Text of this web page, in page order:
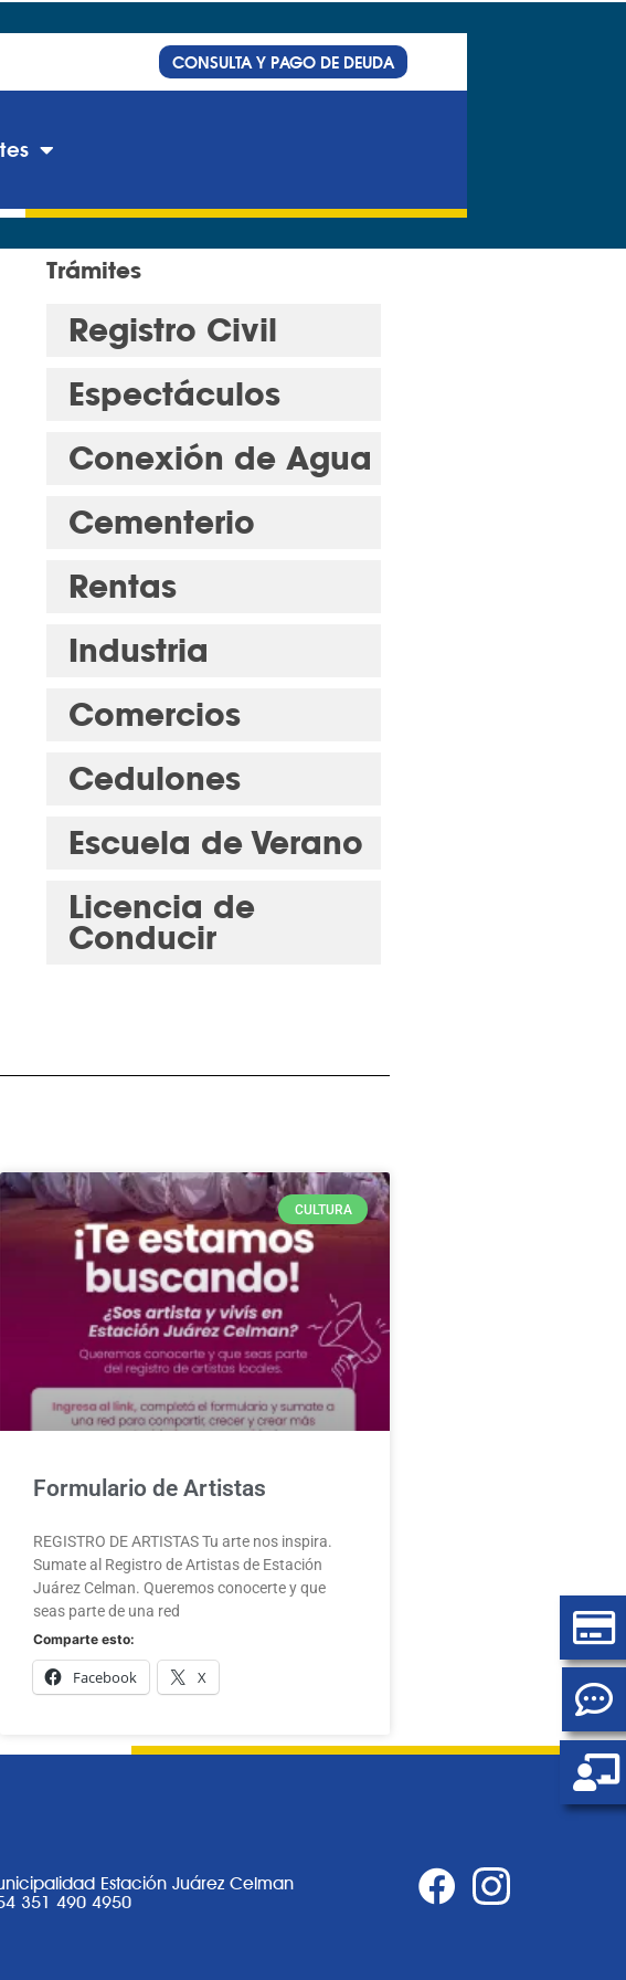
CONSULTA Y PAGO DE DEUDA
Trámites
Registro Civil
Espectáculos
Conexión de Agua
Cementerio
Rentas
Industria
Comercios
Cedulones
Escuela de Verano
Licencia de
Conducir
CULTURA
Formulario de Artistas
REGISTRO DE ARTISTAS Tu arte nos inspira.
Sumate al Registro de Artistas de Estación
Juárez Celman. Queremos conocerte y que
seas parte de una red
Comparte esto:
Facebook X
Estación Juárez Celman
351 490 4950